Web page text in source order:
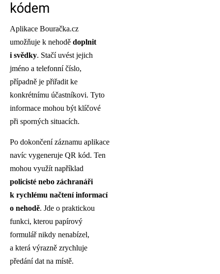
kódem
Aplikace Bouračka.cz
umožňuje k nehodě doplnit
i svědky. Stačí uvést jejich
jméno a telefonní číslo,
případně je přiřadit ke
konkrétnímu účastníkovi. Tyto
informace mohou být klíčové
při sporných situacích.
Po dokončení záznamu aplikace
navíc vygeneruje QR kód. Ten
mohou využít například
policisté nebo záchranáři
k rychlému načtení informací
o nehodě. Jde o praktickou
funkci, kterou papírový
formulář nikdy nenabízel,
a která výrazně zrychluje
předání dat na místě.